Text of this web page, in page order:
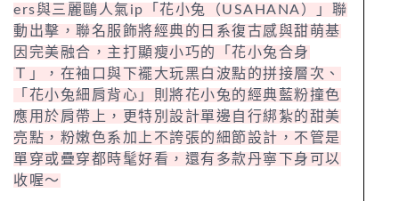
ers與三麗鷗人氣ip「花小兔（USAHANA）」聯
動出擊，聯名服飾將經典的日系復古感與甜萌基
因完美融合，主打顯瘦小巧的「花小兔合身
Ｔ」，在袖口與下襬大玩黑白波點的拼接層次、
「花小兔細肩背心」則將花小兔的經典藍粉撞色
應用於肩帶上，更特別設計單邊自行綁紮的甜美
亮點，粉嫩色系加上不誇張的細節設計，不管是
單穿或疊穿都時髦好看，還有多款丹寧下身可以
收喔～